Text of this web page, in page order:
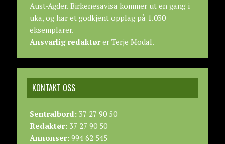
Aust-Agder. Birkenesavisa kommer ut en gang i
uka, og har et godkjent opplag på 1.030
eksemplarer.
Ansvarlig redaktører Terje Modal.
KONTAKT OSS
Sentralbord:37 27 90 50
Redaktør:37 27 90 50
Annonser:994 62 545